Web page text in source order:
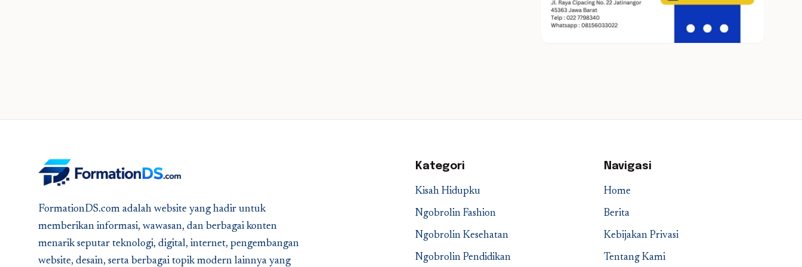
FormationDS.com adalah website yang hadir untuk
memberikan informasi, wawasan, dan berbagai konten
menarik seputar teknologi, digital, internet, pengembangan
website, desain, serta berbagai topik modern lainnya yang
Kategori
Kisah Hidupku
Ngobrolin Fashion
Ngobrolin Kesehatan
Ngobrolin Pendidikan
Navigasi
Home
Berita
Kebijakan Privasi
Tentang Kami